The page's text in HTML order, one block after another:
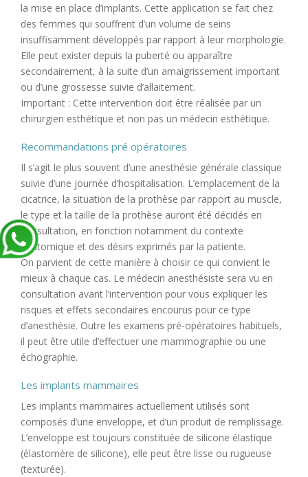
la mise en place d’implants. Cette application se fait chez
des femmes qui souffrent d’un volume de seins
insuffisamment développés par rapport à leur morphologie.
Elle peut exister depuis la puberté ou apparaître
secondairement, à la suite d’un amaigrissement important
ou d’une grossesse suivie d’allaitement.
Important : Cette intervention doit être réalisée par un
chirurgien esthétique et non pas un médecin esthétique.
Recommandations pré opératoires
Il s’agit le plus souvent d’une anesthésie générale classique
suivie d’une journée d’hospitalisation. L’emplacement de la
cicatrice, la situation de la prothèse par rapport au muscle,
le type et la taille de la prothèse auront été décidés en
consultation, en fonction notamment du contexte
anatomique et des désirs exprimés par la patiente.
On parvient de cette manière à choisir ce qui convient le
mieux à chaque cas. Le médecin anesthésiste sera vu en
consultation avant l’intervention pour vous expliquer les
risques et effets secondaires encourus pour ce type
d’anesthésie. Outre les examens pré-opératoires habituels,
il peut être utile d’effectuer une mammographie ou une
échographie.
Les implants mammaires
Les implants mammaires actuellement utilisés sont
composés d’une enveloppe, et d’un produit de remplissage.
L’enveloppe est toujours constituée de silicone élastique
(élastomère de silicone), elle peut être lisse ou rugueuse
(texturée).